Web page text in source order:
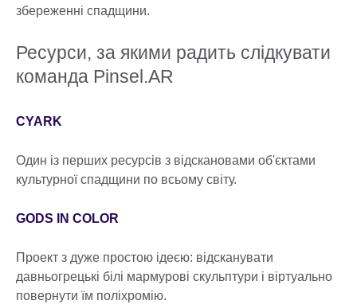
збереженні спадщини.
Ресурси, за якими радить слідкувати
команда Pinsel.AR
CYARK
Один із перших ресурсів з відскановами об'єктами
культурної спадщини по всьому світу.
GODS IN COLOR
Проект з дуже простою ідеєю: відсканувати
давньогрецькі білі мармурові скульптури і віртуально
повернути їм поліхромію.